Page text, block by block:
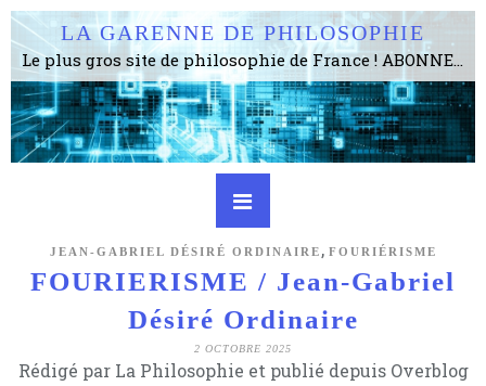
LA GARENNE DE PHILOSOPHIE
Le plus gros site de philosophie de France ! ABONNEZ-VOUS ! 4115 Articles, 1634 abonné·e·s, depuis 2006 . . . . . . . . 2 852 214 pages vues jusqu'à présent. Prestance et être apte à un plus grand nombre de choses.
JEAN-GABRIEL DÉSIRÉ ORDINAIRE , FOURIÉRISME
FOURIERISME / Jean-Gabriel
Désiré Ordinaire
2 OCTOBRE 2025
Rédigé par La Philosophie et publié depuis Overblog